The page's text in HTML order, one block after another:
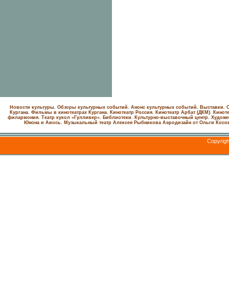
Новости культуры. Обзоры культурных событий. Анонс культурных событий. Выставки.
Кургана. Фильмы в кинотеатрах Кургана.
Кинотеатр Россия. Кинотеатр Арбат (ДКМ).
филармония. Театр кукол «Гулливер». Библиотеки. Культурно-выставочный центр.
Юнона и Авось. Музыкальный театр Алексея Рыбникова Аэродизайн от Ольги